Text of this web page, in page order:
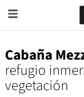
Cabaña
refugio
vegetación